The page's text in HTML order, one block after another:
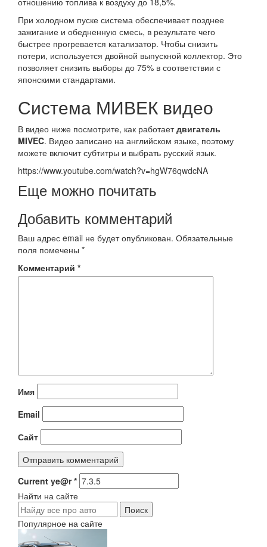
При холодном пуске система обеспечивает позднее
зажигание и обедненную смесь, в результате чего
быстрее прогревается катализатор. Чтобы снизить
потери, используется двойной выпускной коллектор. Это
позволяет снизить выборы до 75% в соответствии с
японскими стандартами.
Система МИВЕК видео
В видео ниже посмотрите, как работаетдвигатель
MIVEC. Видео записано на английском языке, поэтому
можете включит субтитры и выбрать русский язык.
https://www.youtube.com/watch?v=hgW76qwdcNA
Еще можно почитать
Добавить комментарий
Ваш адрес email не будет опубликован. Обязательные
поля помечены *
Комментарий *
Имя
Email
Сайт
Current ye@r*
Найти на сайте
Популярное на сайте